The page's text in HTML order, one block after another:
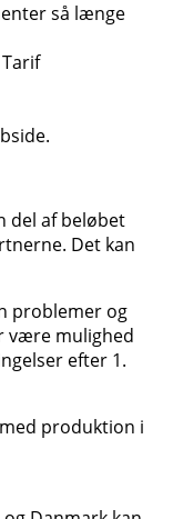
så længe
del af beløbet
Det kan
problemer og
være mulighed
efter 1.
produktion i